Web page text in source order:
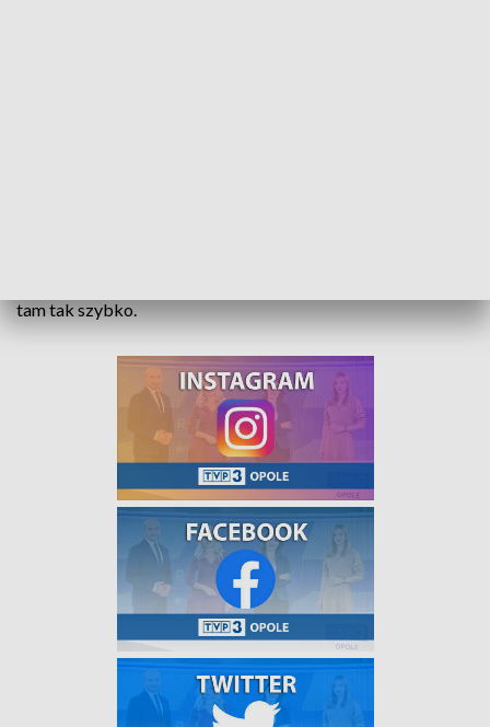
tam tak szybko.